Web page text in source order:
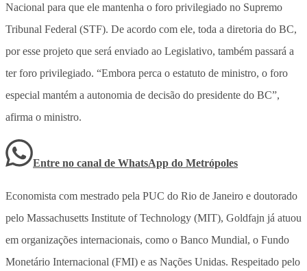
Nacional para que ele mantenha o foro privilegiado no Supremo
Tribunal Federal (STF). De acordo com ele, toda a diretoria do BC,
por esse projeto que será enviado ao Legislativo, também passará a
ter foro privilegiado. “Embora perca o estatuto de ministro, o foro
especial mantém a autonomia de decisão do presidente do BC”,
afirma o ministro.
Entre no canal de WhatsApp do Metrópoles
Economista com mestrado pela PUC do Rio de Janeiro e doutorado
pelo Massachusetts Institute of Technology (MIT), Goldfajn já atuou
em organizações internacionais, como o Banco Mundial, o Fundo
Monetário Internacional (FMI) e as Nações Unidas. Respeitado pelo